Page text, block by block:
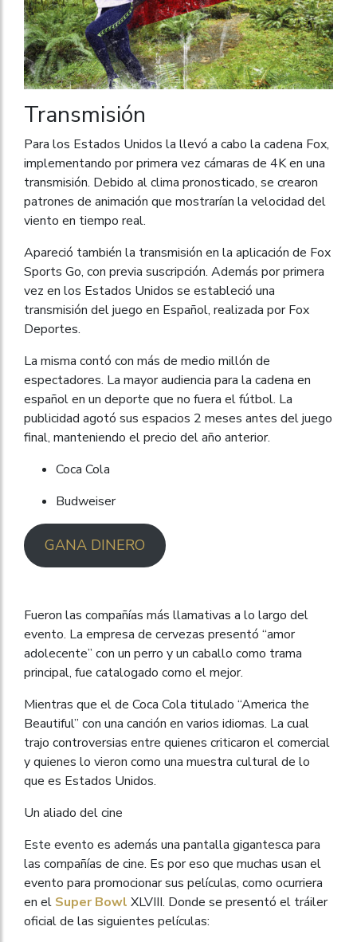
Transmisión
Para los Estados Unidos la llevó a cabo la cadena Fox,
implementando por primera vez cámaras de 4K en una
transmisión. Debido al clima pronosticado, se crearon
patrones de animación que mostrarían la velocidad del
viento en tiempo real.
Apareció también la transmisión en la aplicación de Fox
Sports Go, con previa suscripción. Además por primera
vez en los Estados Unidos se estableció una
transmisión del juego en Español, realizada por Fox
Deportes.
La misma contó con más de medio millón de
espectadores. La mayor audiencia para la cadena en
español en un deporte que no fuera el fútbol. La
publicidad agotó sus espacios 2 meses antes del juego
final, manteniendo el precio del año anterior.
Coca Cola
Budweiser
GANA DINERO
Fueron las compañías más llamativas a lo largo del
evento. La empresa de cervezas presentó “amor
adolecente” con un perro y un caballo como trama
principal, fue catalogado como el mejor.
Mientras que el de Coca Cola titulado “America the
Beautiful” con una canción en varios idiomas. La cual
trajo controversias entre quienes criticaron el comercial
y quienes lo vieron como una muestra cultural de lo
que es Estados Unidos.
Un aliado del cine
Este evento es además una pantalla gigantesca para
las compañías de cine. Es por eso que muchas usan el
evento para promocionar sus películas, como ocurriera
en el Super Bowl XLVIII. Donde se presentó el tráiler
oficial de las siguientes películas: